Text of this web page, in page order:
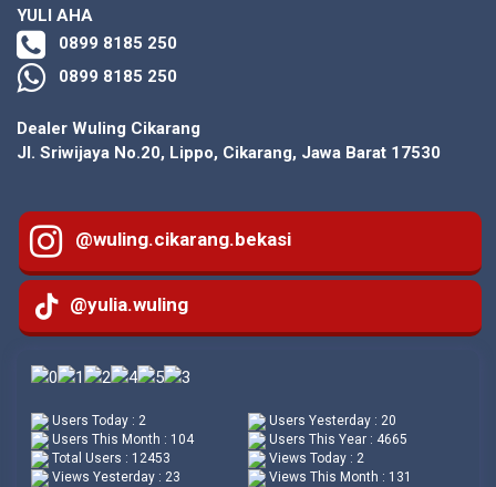
YULI AHA
0899 8185 250
0899 8185 250
Dealer Wuling Cikarang
Jl. Sriwijaya No.20, Lippo, Cikarang, Jawa Barat 17530
@wuling.cikarang.bekasi
@yulia.wuling
Users Today : 2
Users Yesterday : 20
Users This Month : 104
Users This Year : 4665
Total Users : 12453
Views Today : 2
Views Yesterday : 23
Views This Month : 131